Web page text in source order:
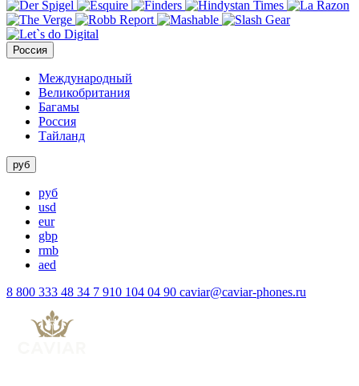
Россия
Международный
Великобритания
Багамы
Россия
Тайланд
руб
руб
usd
eur
gbp
rmb
aed
8 800 333 48 34 7 910 104 04 90 caviar@caviar-phones.ru